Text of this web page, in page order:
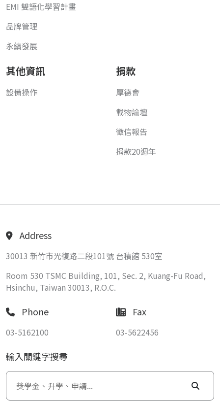
EMI 雙語化學習計畫
品牌管理
永續發展
其他資訊
設備操作
捐款
厚德會
載物論壇
徵信報告
捐款20週年
Address
30013 新竹市光復路二段101號 台積館 530室
Room 530 TSMC Building, 101, Sec. 2, Kuang-Fu Road,
Hsinchu, Taiwan 30013, R.O.C.
Phone
03-5162100
Fax
03-5622456
輸入關鍵字搜尋